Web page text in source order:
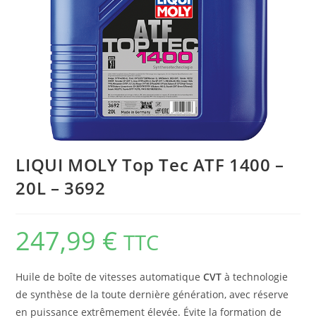
LIQUI MOLY Top Tec ATF 1400 –
20L – 3692
247,99 € TTC
Huile de boîte de vitesses automatiqueCVT à technologie
de synthèse de la toute dernière génération, avec réserve
en puissance extrêmement élevée. Évite la formation de